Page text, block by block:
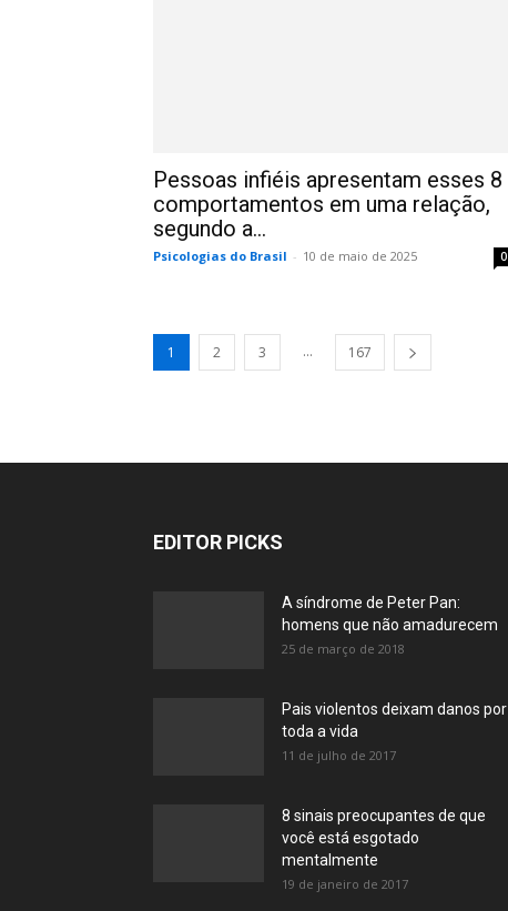
Pessoas infiéis apresentam esses 8
comportamentos em uma relação,
segundo a...
Psicologias do Brasil - 10 de maio de 2025 0
1 2 3 ... 167
EDITOR PICKS
A síndrome de Peter Pan:
homens que não amadurecem
25 de março de 2018
Pais violentos deixam danos por
toda a vida
11 de julho de 2017
8 sinais preocupantes de que
você está esgotado
mentalmente
19 de janeiro de 2017